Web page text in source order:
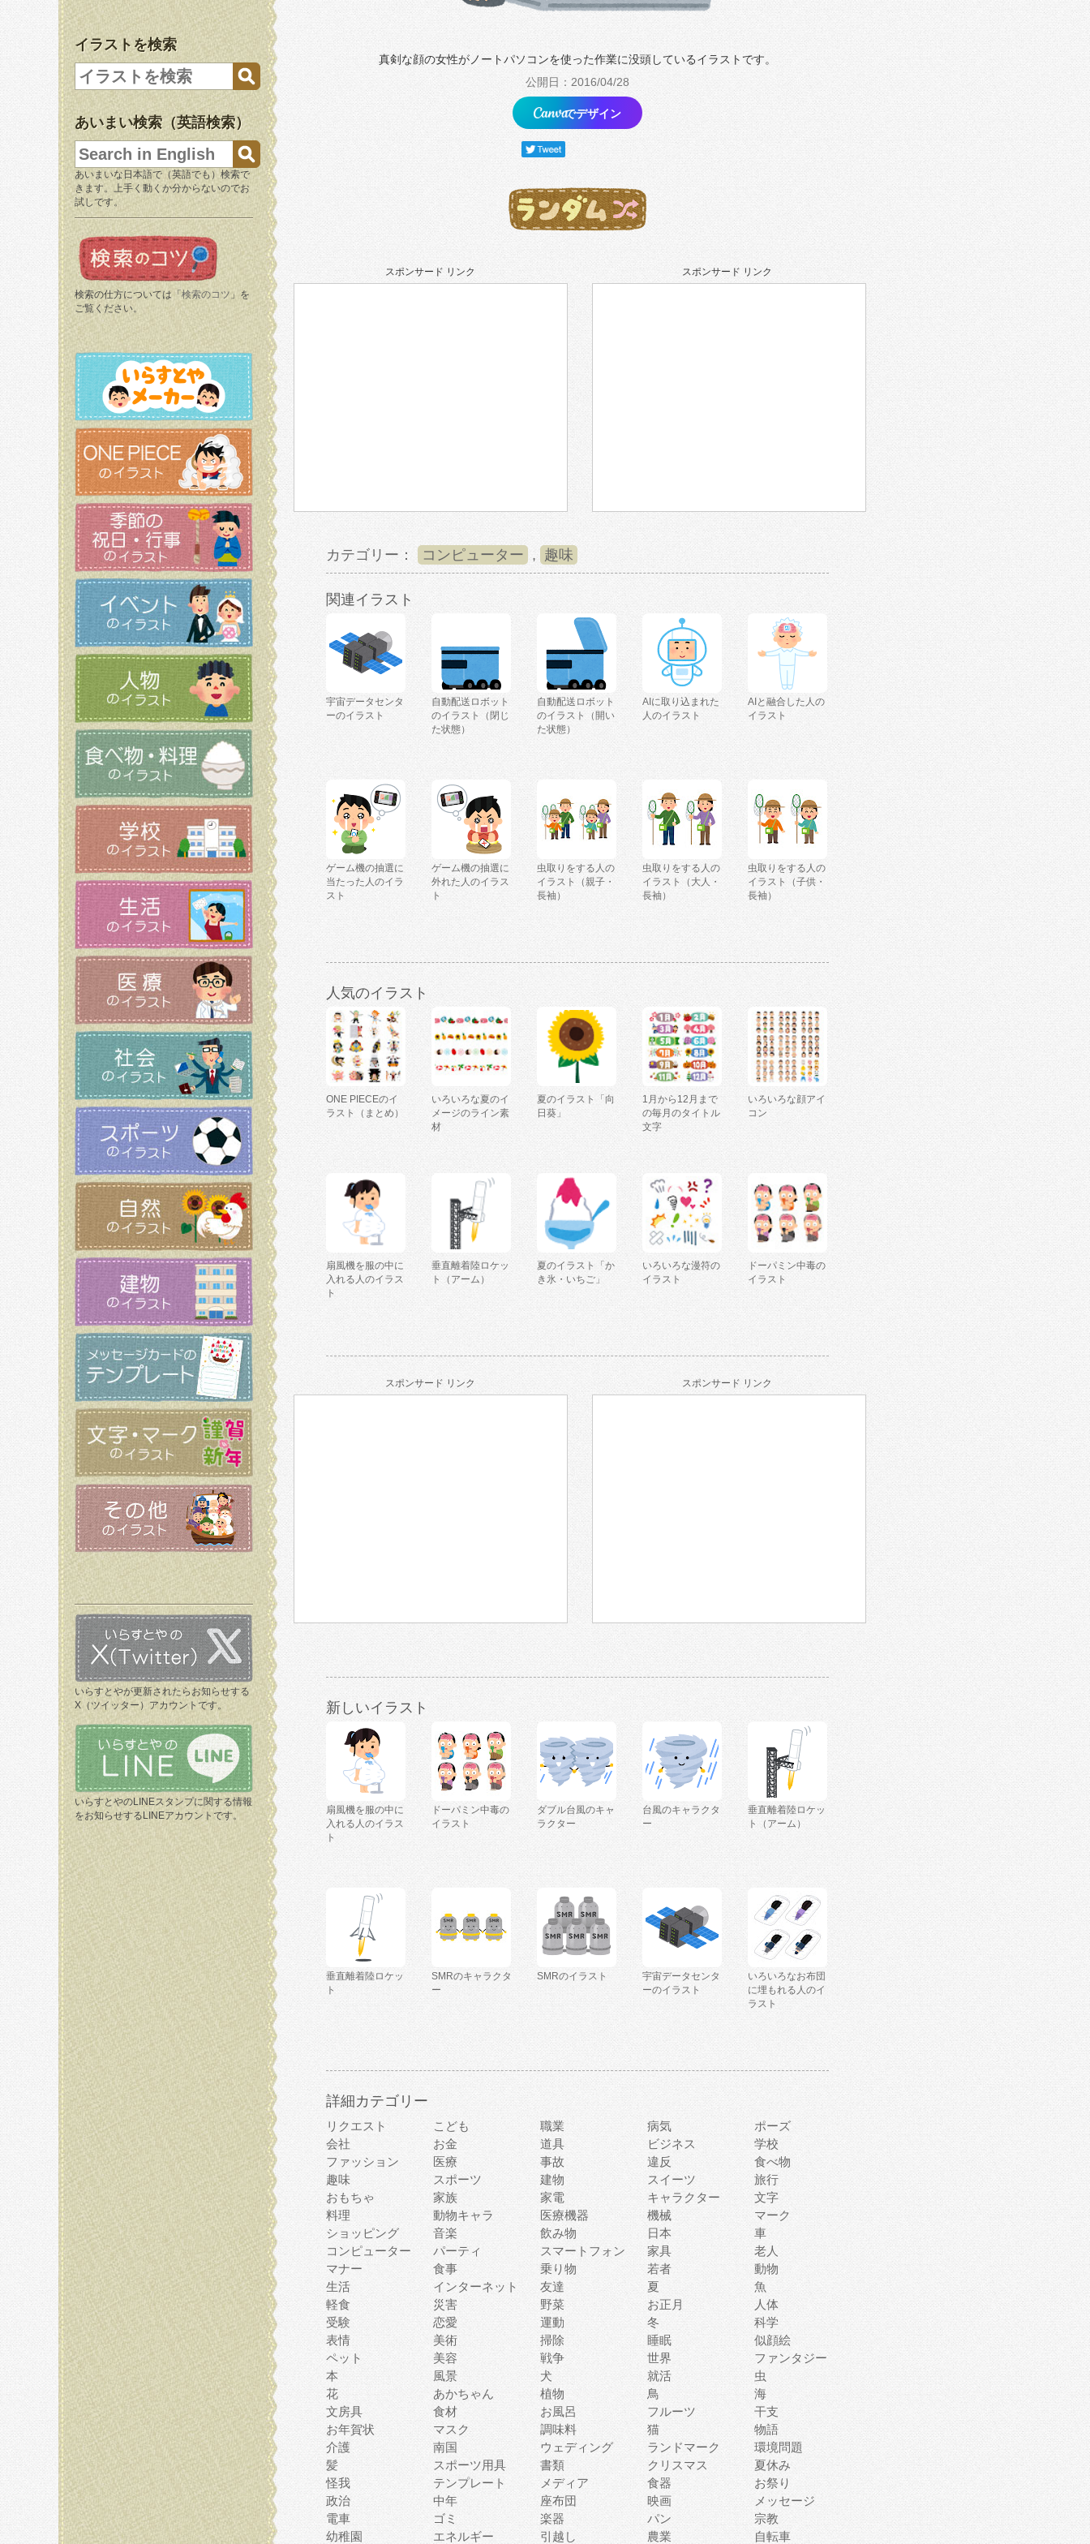
イラストを検索
あいまい検索（英語検索）
あいまいな日本語で（英語でも）検索で
きます。上手く動くか分からないのでお
試しです。
検索の仕方については「 検索のコツ 」を
ご覧ください。
いらすとやが更新されたらお知らせする
X（ツイッター）アカウントです。
いらすとやのLINEスタンプに関する情報
をお知らせするLINEアカウントです。
真剣な顔の女性がノートパソコンを使った作業に没頭しているイラストです。
公開日：2016/04/28
でデザイン
スポンサード リンク スポンサード リンク
カテゴリー： コンピューター , 趣味
関連イラスト
宇宙データセンタ
ーのイラスト
自動配送ロボット
のイラスト（閉じ
た状態）
自動配送ロボット
のイラスト（開い
た状態）
AIに取り込まれた
人のイラスト
AIと融合した人の
イラスト
ゲーム機の抽選に
当たった人のイラ
スト
ゲーム機の抽選に
外れた人のイラス
ト
虫取りをする人の
イラスト（親子・
長袖）
虫取りをする人の
イラスト（大人・
長袖）
虫取りをする人の
イラスト（子供・
長袖）
人気のイラスト
ONE PIECEのイ
ラスト（まとめ）
いろいろな夏のイ
メージのライン素
材
夏のイラスト「向
日葵」
1月から12月まで
の毎月のタイトル
文字
いろいろな顔アイ
コン
扇風機を服の中に
入れる人のイラス
ト
垂直離着陸ロケッ
ト（アーム）
夏のイラスト「か
き氷・いちご」
いろいろな漫符の
イラスト
ドーパミン中毒の
イラスト
スポンサード リンク スポンサード リンク
新しいイラスト
扇風機を服の中に
入れる人のイラス
ト
ドーパミン中毒の
イラスト
ダブル台風のキャ
ラクター
台風のキャラクタ
ー
垂直離着陸ロケッ
ト（アーム）
垂直離着陸ロケッ
ト
SMRのキャラクタ
ー
SMRのイラスト
宇宙データセンタ
ーのイラスト
いろいろなお布団
に埋もれる人のイ
ラスト
詳細カテゴリー
リクエスト こども 職業 病気
ポーズ
会社
お金 道具 ビジネス
学校
ファッション
医療 事故 違反
食べ物
趣味
スポーツ 建物 スイーツ
旅行
おもちゃ
家族 家電 キャラクター
文字
料理
動物キャラ 医療機器 機械
マーク
ショッピング
音楽 飲み物 日本
車
コンピューター
パーティ スマートフォン 家具
老人
マナー
食事 乗り物 若者
動物
生活
インターネット 友達 夏
魚
軽食
災害 野菜 お正月
人体
受験
恋愛 運動 冬
科学
表情
美術 掃除 睡眠
似顔絵
ペット
美容 戦争 世界
ファンタジー
本
風景 犬 就活
虫
花
あかちゃん 植物 鳥
海
文房具
食材 お風呂 フルーツ
干支
お年賀状
マスク 調味料 猫
物語
介護
南国 ウェディング ランドマーク
環境問題
髪
スポーツ用具 書類 クリスマス
夏休み
怪我
テンプレート メディア 食器
お祭り
政治
中年 座布団 映画
メッセージ
電車
ゴミ 楽器 パン
宗教
幼稚園
エネルギー 引越し 農業 自転車